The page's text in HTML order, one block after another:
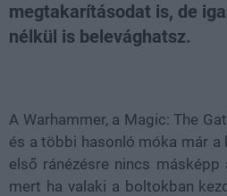
megtakarításodat is, de
nélkül is belevághatsz.
A Warhammer, a Magic: The
és a többi hasonló móka már a
első ránézésre nincs
mert ha valaki a boltokban